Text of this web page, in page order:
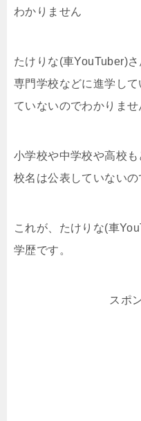
わかりません
たけりな(車YouTuber)
専門学校などに進学し
ていないのでわかりませ
小学校や中学校や高校
校名は公表していない
これが、たけりな(車
学歴です。
スポ